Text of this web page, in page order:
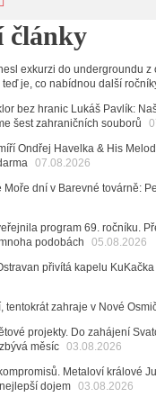
hudebního festivalu zbývá
se vrací britští Modestep,
Barrák
VIDEO
historky ze života ostravské
baterek až po kuriózní
vstupenek
baletka Vlasta
nabídne Olympic,
nově zaplatí už jen
Tanja vydala nové EP Plamen
v Rádiu Ostravan: Od
naši show
AUDIO
články
exkurzi do undergroundu z
je, co nabídnou další
bez hranic Lukáš Pavlík:
šest zahraničních souborů
Ondřej Havelka & His
07.08.2026
dní v Barevné továrně:
program 69. ročníku.
podobách
05.08.2026
přivítá kapelu KuKačka
tentokrát zahraje v Nové
projekty. Do zahájení
měsíc 03.08.2026
Metaloví králové
dojem 03.08.2026